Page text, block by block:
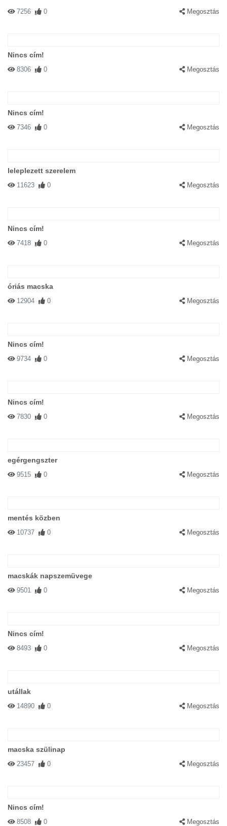
7256 0 Megosztás
Nincs cím!
8306 0 Megosztás
Nincs cím!
7346 0 Megosztás
leleplezett szerelem
11623 0 Megosztás
Nincs cím!
7418 0 Megosztás
óriás macska
12904 0 Megosztás
Nincs cím!
9734 0 Megosztás
Nincs cím!
7830 0 Megosztás
egérgengszter
9515 0 Megosztás
mentés közben
10737 0 Megosztás
macskák napszemüvege
9501 0 Megosztás
Nincs cím!
8493 0 Megosztás
utállak
14890 0 Megosztás
macska szülinap
23457 0 Megosztás
Nincs cím!
8508 0 Megosztás